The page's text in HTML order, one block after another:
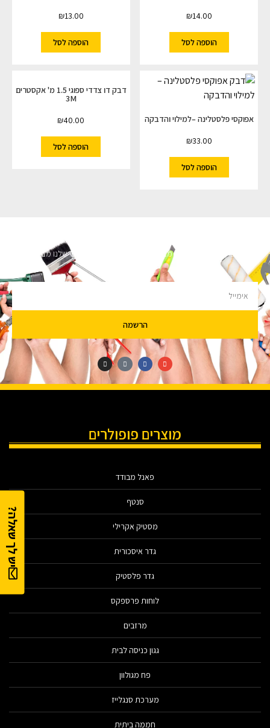
יש לך שאלה?
₪14.00
הוספה לסל
₪13.00
הוספה לסל
אפוקסי פלסטלינה –למילוי והדבקה
₪33.00
הוספה לסל
דבק דו צדדי ספוגי 1.5 מ' אקסטרים
3M
₪40.00
הוספה לסל
השארו מעודכנים
מעוניינים לקבל עדכונים על מבצעים והנחות הירשמו לניוזלטר שלנו מבטיחים לא
הרשמה
מוצרים פופולרים
פאנל מבודד
סנטף
מסטיק אקרילי
גדר איסכורית
גדר פלסטיק
לוחות פרספקס
מרזבים
גגון כניסה לבית
פח מגולוון
מערכת סנגלייז
חממה ביתית